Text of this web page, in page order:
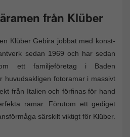
från Klüber
Klüber Gebira jobbat med konst-
sedan 1969 och har sedan
ett familjeföretag i Baden
huvudsakligen fotoramar i massivt
från Italien och förfinas för hand
ramar. Förutom ett gediget
särskilt viktigt för Klüber.